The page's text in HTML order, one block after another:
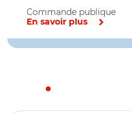
Commande publique
En savoir plus